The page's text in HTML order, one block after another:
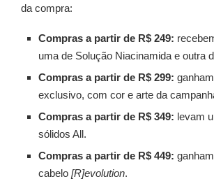
da compra:
Compras a partir de R$ 249:
uma de Solução Niacinamida e outra
Compras a partir de R$ 299:
exclusivo, com cor e arte da
Compras a partir de R$ 349: levam
sólidos All.
Compras a partir de R$ 449:
cabelo [R]evolution.